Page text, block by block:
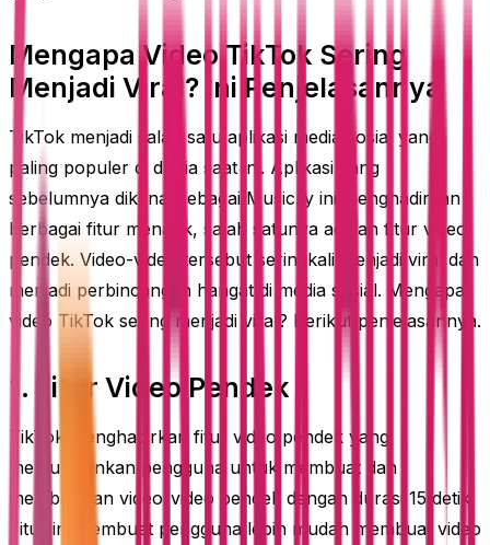
Mengapa Video TikTok Sering
Menjadi Viral? Ini Penjelasannya
TikTok menjadi salah satu aplikasi media sosial yang
paling populer di dunia saat ini. Aplikasi yang
sebelumnya dikenal sebagai Music.ly ini menghadirkan
berbagai fitur menarik, salah satunya adalah fitur video
pendek. Video-video tersebut seringkali menjadi viral dan
menjadi perbincangan hangat di media sosial. Mengapa
video TikTok sering menjadi viral? Berikut penjelasannya.
1. Fitur Video Pendek
TikTok menghadirkan fitur video pendek yang
memungkinkan pengguna untuk membuat dan
membagikan video-video pendek dengan durasi 15 detik.
Fitur ini membuat pengguna lebih mudah membuat video